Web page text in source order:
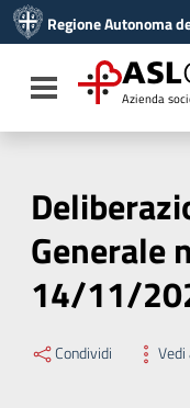
Vai al menu di
Vai al footer
Regione Autonoma
Toggle navigation
ASL
Azienda
Generale
14/11/
Condividi Vedi